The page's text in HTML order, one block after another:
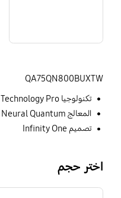
QA75QN800BUXTW
تكنولوجيا Quantum Matrix Technology Pro
المعالج Neural Quantum بدقة 8K
تصميم Infinity One
اختر حجم